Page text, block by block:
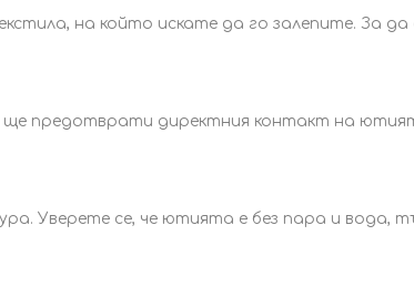
на който искате да го залепите. За
ще предотврати директния контакт на
Уверете се, че ютията е без пара и вода,